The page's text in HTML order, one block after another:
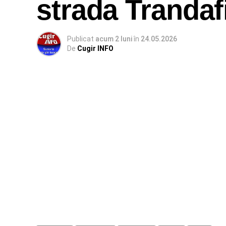
strada
Publicat acum 2 luniîn 24.05.2026
De Cugir INFO